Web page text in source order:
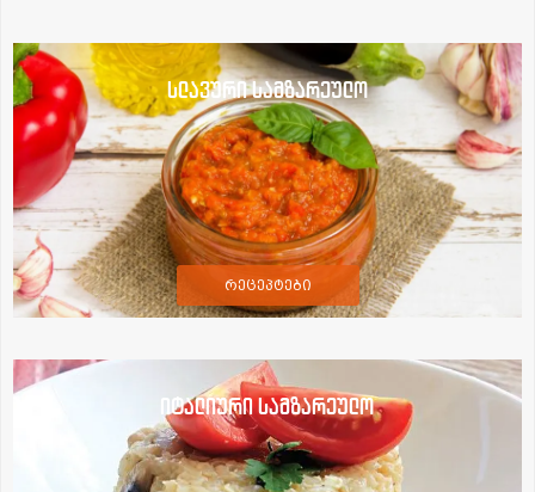
სლავური სამზარეულო
რეცეპტები
იტალიური სამზარეულო